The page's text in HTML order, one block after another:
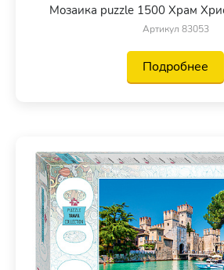
Мозаика puzzle 1500 Храм
Артикул 83053
Подробнее